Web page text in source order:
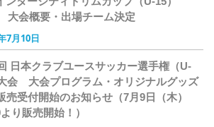
会概要・出場チーム決定
7月10日
日本クラブユースサッカー選手権（U-
会 大会プログラム・オリジナルグッズ
売受付開始のお知らせ（7月9日（木）
り販売開始！）